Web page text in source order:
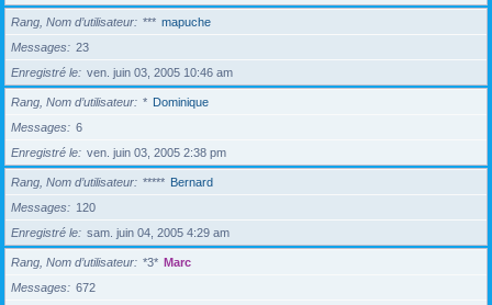
Rang, Nom d’utilisateur *** mapuche
Messages
23
Enregistré le
ven. juin 03, 2005 10:46 am
Rang, Nom d’utilisateur * Dominique
Messages
6
Enregistré le
ven. juin 03, 2005 2:38 pm
Rang, Nom d’utilisateur ***** Bernard
Messages
120
Enregistré le
sam. juin 04, 2005 4:29 am
Rang, Nom d’utilisateur *3* Marc
Messages
672